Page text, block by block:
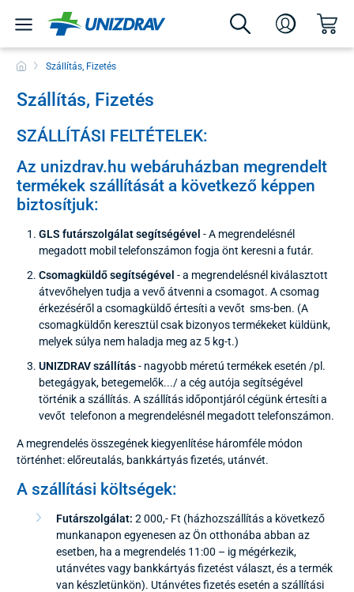
Szállítás, Fizetés
Szállítás, Fizetés
SZÁLLÍTÁSI FELTÉTELEK:
Az unizdrav.hu webáruházban megrendelt
termékek szállítását a következő képpen
biztosítjuk:
GLS futárszolgálat segítségével - A megrendelésnél
megadott mobil telefonszámon fogja önt keresni a futár.
Csomagküldő segítségével - a megrendelésnél kiválasztott
átvevőhelyen tudja a vevő átvenni a csomagot. A csomag
érkezéséről a csomagküldő értesíti a vevőt sms-ben. (A
csomagküldőn keresztül csak bizonyos termékeket küldünk,
melyek súlya nem haladja meg az 5 kg-t.)
UNIZDRAV szállítás- nagyobb méretú termékek esetén /pl.
betegágyak, betegemelők.../ a cég autója segítségével
történik a szállítás. A szállítás időpontjáról cégünk értesíti a
vevőt telefonon a megrendelésnél megadott telefonszámon.
A megrendelés összegének kiegyenlítése háromféle módon
történhet: előreutalás, bankkártyás fizetés, utánvét.
A szállítási költségek:
Futárszolgálat: 2 000,- Ft (házhozszállítás a következő
munkanapon egyenesen az Ön otthonába abban az
esetben, ha a megrendelés 11:00 – ig mégérkezik,
utánvétes vagy bankkártyás fizetést választ, és a termék
van készletünkön). Utánvétes fizetés esetén a szállítási